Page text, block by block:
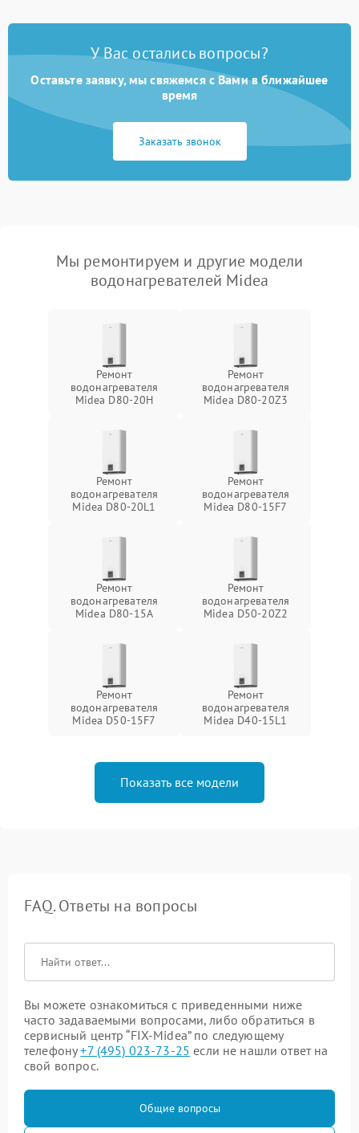
У Вас остались вопросы?
Оставьте заявку, мы свяжемся с Вами в ближайшее
время
Заказать звонок
Мы ремонтируем и другие модели
водонагревателей Midea
Ремонт
водонагревателя
Midea D80-20Н
Ремонт
водонагревателя
Midea D80-20Z3
Ремонт
водонагревателя
Midea D80-20L1
Ремонт
водонагревателя
Midea D80-15F7
Ремонт
водонагревателя
Midea D80-15A
Ремонт
водонагревателя
Midea D50-20Z2
Ремонт
водонагревателя
Midea D50-15F7
Ремонт
водонагревателя
Midea D40-15L1
Показать все модели
FAQ. Ответы на вопросы
Вы можете ознакомиться с приведенными ниже
часто задаваемыми вопросами, либо обратиться в
сервисный центр “FIX-Midea” по следующему
телефону+7 (495) 023-73-25 если не нашли ответ на
свой вопрос.
Общие вопросы